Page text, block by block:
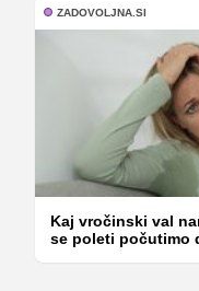
ZADOVOLJNA.SI
Kaj vročinski val
se poleti počutimo